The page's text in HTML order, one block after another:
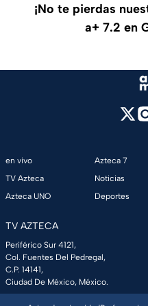
¡No te pierdas
a+ 7.2 en
en vivo
TV Azteca
Azteca UNO
Azteca 7
Noticias
Deportes
TV AZTECA
Periférico Sur 4121,
Col. Fuentes Del Pedregal,
C.P. 14141,
Ciudad De México, México.